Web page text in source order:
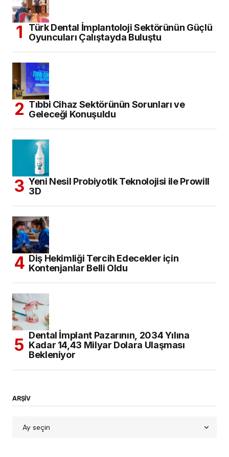
Türk Dental İmplantoloji Sektörünün Güçlü
Oyuncuları Çalıştayda Buluştu
Tıbbi Cihaz Sektörünün Sorunları ve
Geleceği Konuşuldu
Yeni Nesil Probiyotik Teknolojisi ile Prowill
3D
Diş Hekimliği Tercih Edecekler için
Kontenjanlar Belli Oldu
Dental İmplant Pazarının, 2034 Yılına
Kadar 14,43 Milyar Dolara Ulaşması
Bekleniyor
ARŞİV